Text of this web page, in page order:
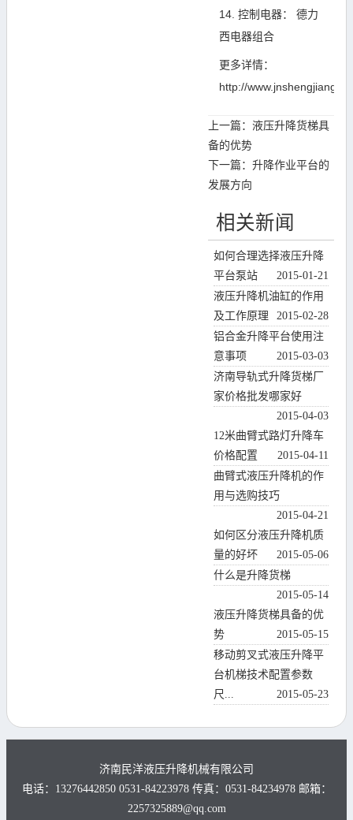
14. 控制电器： 德力
西电器组合
更多详情：
http://
上一篇： 液压升降货梯具
备的优势
下一篇： 升降作业平台的
发展方向
相关新闻
如何合理选择液压升降
平台泵站
2015-01-21
液压升降机油缸的作用
及工作原理
2015-02-28
铝合金升降平台使用注
意事项
2015-03-03
济南导轨式升降货梯厂
家价格批发哪家好
2015-04-03
12米曲臂式路灯升降车
价格配置
2015-04-11
曲臂式液压升降机的作
用与选购技巧
2015-04-21
如何区分液压升降机质
量的好坏
2015-05-06
什么是升降货梯
2015-05-14
液压升降货梯具备的优
势
2015-05-15
移动剪叉式液压升降平
台机梯技术配置参数
尺...
2015-05-23
济南民洋液压升降机械有限公司
电话：13276442850 0531-84223978 传真：0531-84234978 邮箱：
2257325889@qq.com